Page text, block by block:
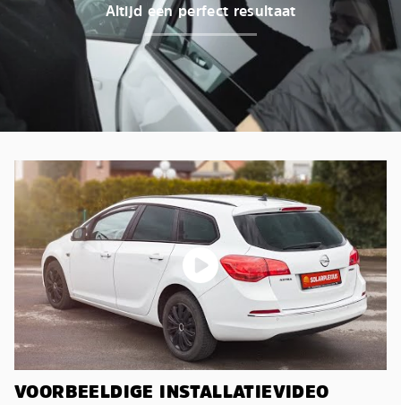
Altijd een perfect resultaat
VOORBEELDIGE INSTALLATIEVIDEO